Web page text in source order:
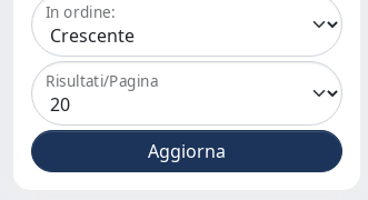
In ordine:
Risultati/Pagina